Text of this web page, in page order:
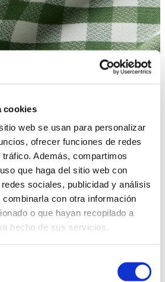
cookies
web se usan para personalizar
ofrecer funciones de redes
Además, compartimos
que haga del sitio web con
sociales, publicidad y análisis
con otra información
o que hayan recopilado a
hecho de sus servicios.
producto